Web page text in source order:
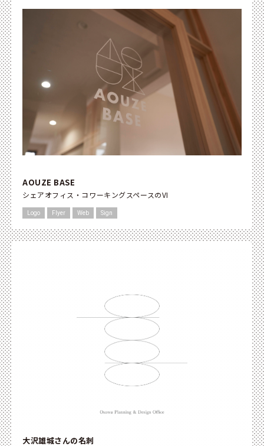
AOUZE BASE
シェアオフィス・コワーキングスペースのVI
Logo Flyer Web Sign
大沢雄城さんの名刺